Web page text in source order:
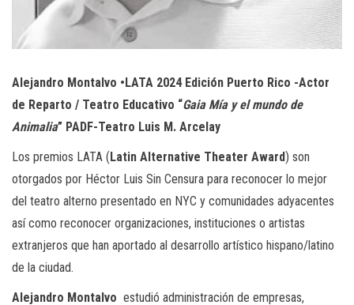
Alejandro Montalvo •LATA 2024 Edición Puerto Rico -Actor
de Reparto / Teatro Educativo “Gaia Mía y el mundo de
Animalia” PADF-Teatro Luis M. Arcelay
Los premios LATA (Latin Alternative Theater Award) son
otorgados por Héctor Luis Sin Censura para reconocer lo mejor
del teatro alterno presentado en NYC y comunidades adyacentes
así como reconocer organizaciones, instituciones o artistas
extranjeros que han aportado al desarrollo artístico hispano/latino
de la ciudad.
Alejandro Montalvo estudió administración de empresas,